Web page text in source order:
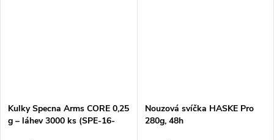
Kulky Specna Arms CORE 0,25
g – láhev 3000 ks (SPE-16-
Nouzová svíčka HASKE Pro
280g, 48h